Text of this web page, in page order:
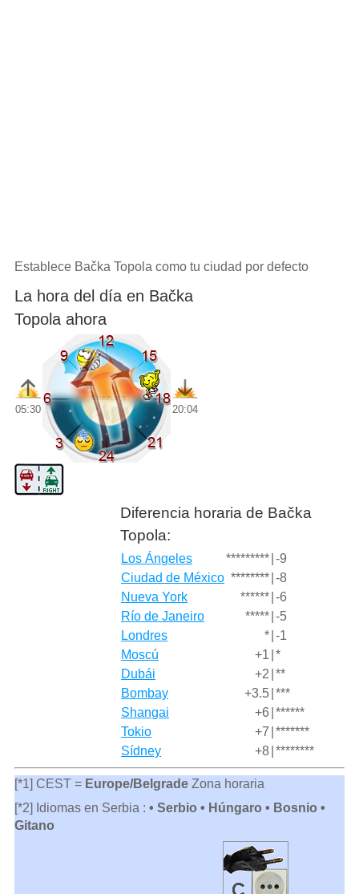
Establece Bačka Topola como tu ciudad por defecto
La hora del día en Bačka
Topola ahora
05:30 20:04
Diferencia horaria de Bačka
Topola:
Los Ángeles ********* -9
Ciudad de México ******** -8
Nueva York
****** -6
Río de Janeiro
***** -5
Londres
* -1
Moscú
+1 *
Dubái
+2 **
Bombay
+3.5 ***
Shangai
+6 ******
Tokio
+7 *******
Sídney
+8 ********
[*1] CEST = Europe/BelgradeZona horaria
[*2] Idiomas en Serbia : • Serbio • Húngaro • Bosnio •
Gitano